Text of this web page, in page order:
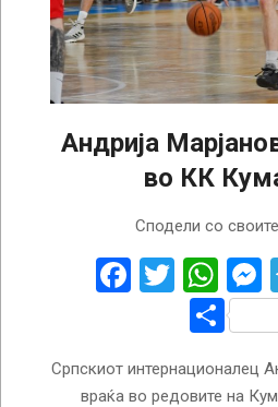
Андрија
во КК
Сподели со своите
Facebook
Српскиот интернационалец
враќа во редовите на